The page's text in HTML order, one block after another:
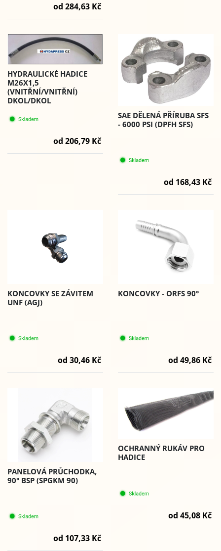
od 284,63 Kč
HYDRAULICKÉ HADICE
M26X1,5
(VNITŘNÍ/VNITŘNÍ)
DKOL/DKOL
od 206,79 Kč
SAE DĚLENÁ PŘÍRUBA SFS
- 6000 PSI (DPFH SFS)
od 168,43 Kč
KONCOVKY SE ZÁVITEM
UNF (AGJ)
od 30,46 Kč
KONCOVKY - ORFS 90°
od 49,86 Kč
PANELOVÁ PRŮCHODKA,
90° BSP (SPGKM 90)
od 107,33 Kč
OCHRANNÝ RUKÁV PRO
HADICE
od 45,08 Kč